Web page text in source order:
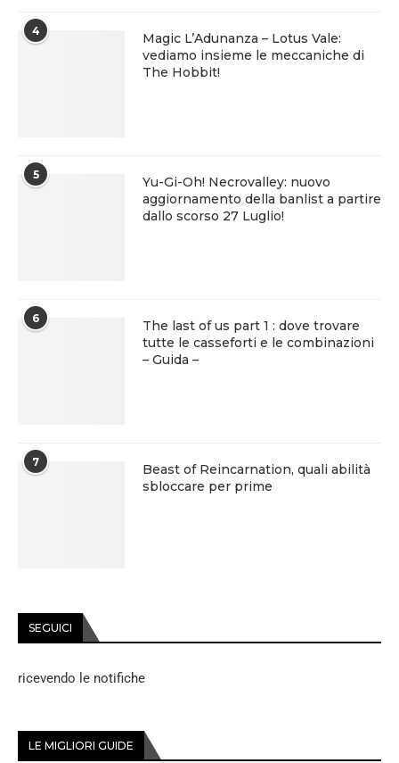
4
Magic L’Adunanza – Lotus Vale:
vediamo insieme le meccaniche di
The Hobbit!
5
Yu-Gi-Oh! Necrovalley: nuovo
aggiornamento della banlist a partire
dallo scorso 27 Luglio!
6
The last of us part 1 : dove trovare
tutte le casseforti e le combinazioni
– Guida –
7
Beast of Reincarnation, quali abilità
sbloccare per prime
SEGUICI
ricevendo le notifiche
LE MIGLIORI GUIDE